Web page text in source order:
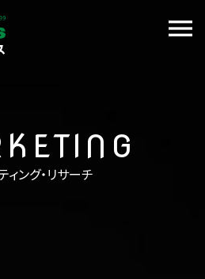
ィング・リサーチ